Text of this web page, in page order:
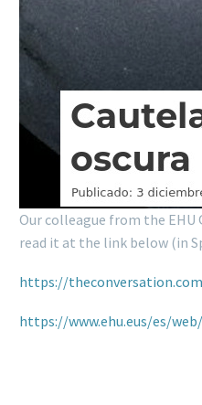
Our colleague from the EHU
read it at the link below (in
https://
https://www.ehu.eus/es/